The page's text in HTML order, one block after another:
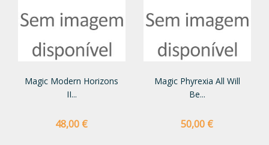
Magic Modern Horizons
II...
Preço
48,00 €
Magic Phyrexia All Will
Be...
Preço
50,00 €